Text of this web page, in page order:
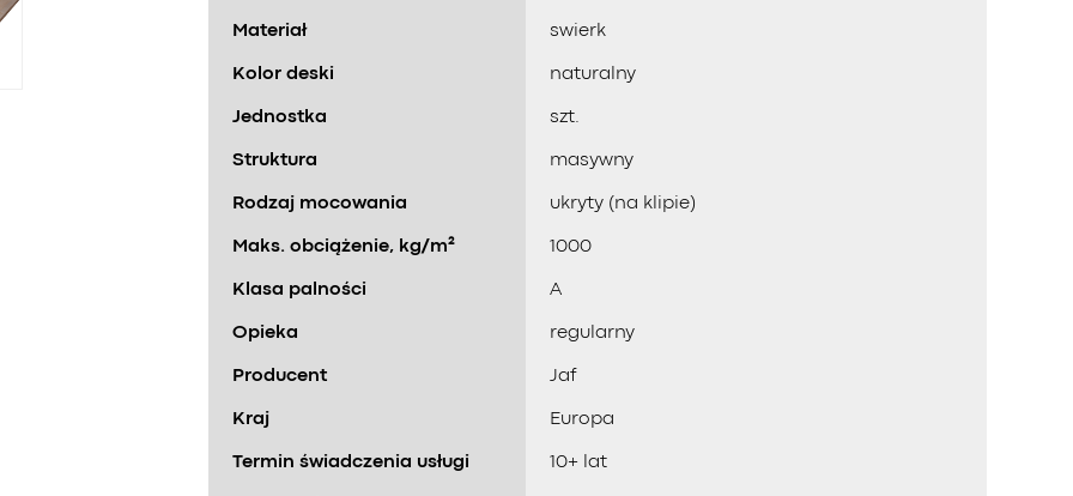
Materiał swierk
Kolor deski naturalny
Jednostka szt.
Struktura masywny
Rodzaj mocowania ukryty (na klipie)
Maks. obciążenie, kg/m² 1000
Klasa palności A
Opieka regularny
Producent Jaf
Kraj Europa
Termin świadczenia usługi 10+ lat